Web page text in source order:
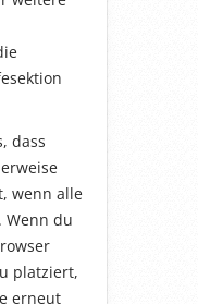
dass
wenn alle
Wenn du
platziert,
erneut